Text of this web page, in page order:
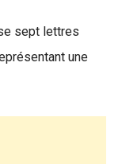
sept lettres
une